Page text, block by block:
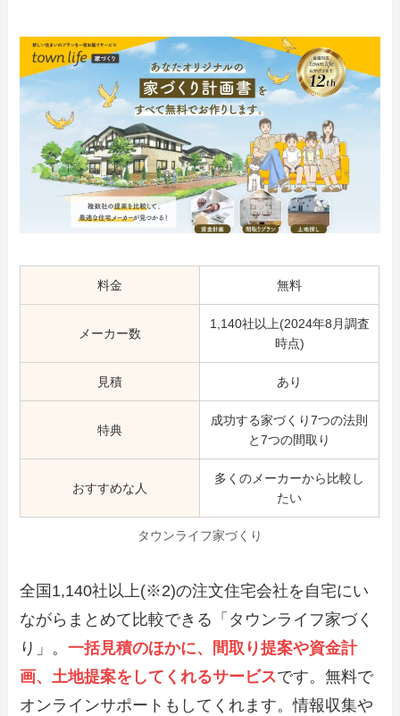
料金 無料
メーカー数
1,140社以上(2024年8月調査
時点)
見積 あり
特典
成功する家づくり7つの法則
と7つの間取り
おすすめな人
多くのメーカーから比較し
たい
タウンライフ家づくり
全国1,140社以上(※2)の注文住宅会社を自宅にい
ながらまとめて比較できる「タウンライフ家づく
り」。一括見積のほかに、間取り提案や資金計
画、土地提案をしてくれるサービスです。無料で
オンラインサポートもしてくれます。情報収集や